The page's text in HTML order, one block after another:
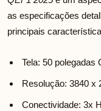
as especificações
principais
Tela: 50 polegadas
Resolução: 3840 x
Conectividade: 3x